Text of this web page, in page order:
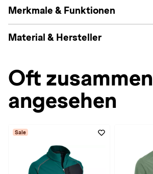
Merkmale & Funktionen
Material & Hersteller
Oft zusammen
angesehen
Sale